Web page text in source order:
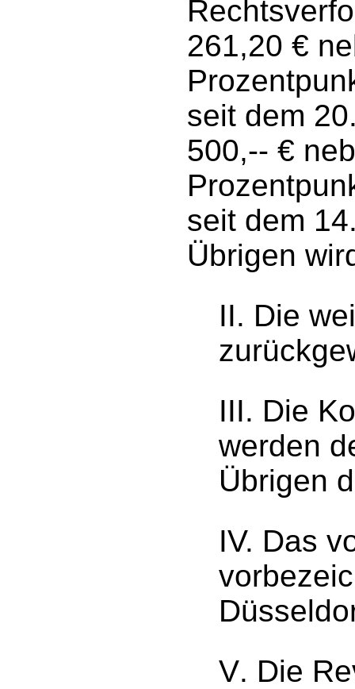
261,20 €
seit dem
500,-- €
seit dem
Übrigen
II. Die
III. Die
werden
Übrigen
IV. Das
V. Die